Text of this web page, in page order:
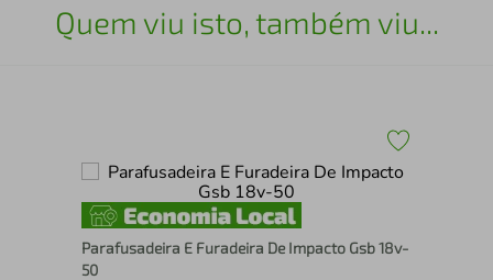
Quem viu isto, também viu...
Parafusadeira E Furadeira De Impacto Gsb 18v-
50